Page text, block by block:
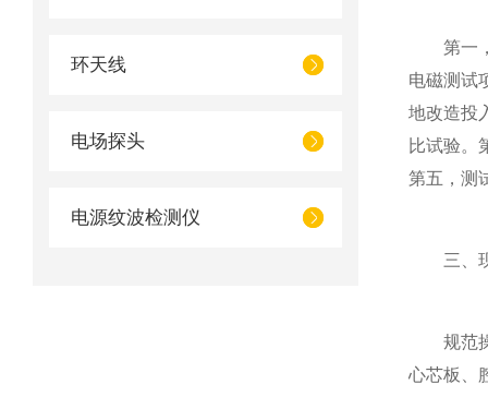
环天线
电场探头
电源纹波检测仪
第一，
电磁测试
地改造投
比试验。
第五，测
三、现
规范操
心芯板、